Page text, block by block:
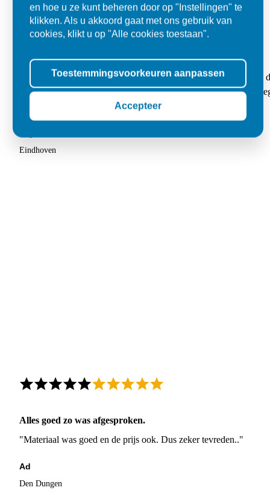
Kwaliteit en flexibel
"Mijn bestelling werd netjes op het afgesproken tijdstip geleverd
chauffeur. Had behoorlijk wat tegels besteld en letterlijk geen 1
kwaliteit. Eindresultaat is heel mooi."
Eindhoven
Alles goed zo was afgesproken.
"Materiaal was goed en de prijs ook. Dus zeker tevreden.."
Ad
Den Dungen
en hoe u ze kunt beheren door op "Instellingen" te
klikken. Als u akkoord gaat met ons gebruik van
cookies, klikt u op "Alle cookies toestaan".
Toestemmingsvoorkeuren aanpassen
Accepteer